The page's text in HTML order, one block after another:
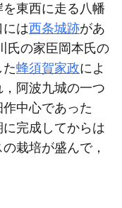
東西に走る八幡
には西条城跡があ
氏の家臣岡本氏の
た蜂須賀家政によ
阿波九城の一つ
中心であった
に完成してからは
栽培が盛んで，